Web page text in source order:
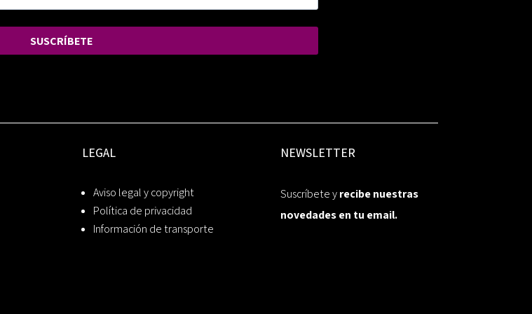
SUSCRÍBETE
LEGAL
Aviso legal y copyright
Política de privacidad
Información de transporte
NEWSLETTER
Suscríbete yrecibe nuestras
novedades en tu email.